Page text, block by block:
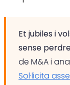
Et jubiles i
sense
de M&A i
Sol·licita